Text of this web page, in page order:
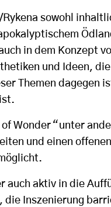
sowohl
in dem Konzept
und Ideen,
Themen dagegen
of Wonder “unter
und einen
auch aktiv in die
Inszenierung